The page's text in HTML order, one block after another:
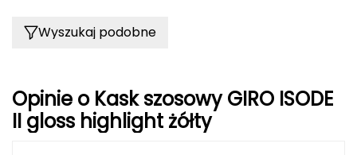
Hydro Flask
IGLOO
INNY
Wyszukaj podobne
Opinie o Kask szosowy GIRO ISODE
II gloss highlight żółty